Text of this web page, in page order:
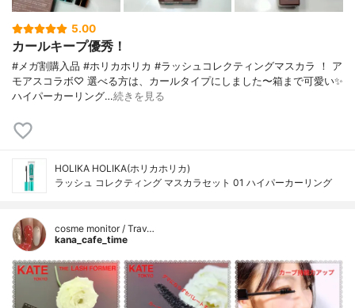
5.00
カールキープ優秀！
#メガ割購入品 #ホリカホリカ #ラッシュコレクティングマスカラ ！ ア
モアスコラボ♡ 選べる方は、カールタイプにしました〜箱まで可愛い✨
ハイパーカーリング…続きを見る
HOLIKA HOLIKA(ホリカホリカ)
ラッシュ コレクティング マスカラセット 01 ハイパーカーリング
cosme monitor / Trav…
kana_cafe_time